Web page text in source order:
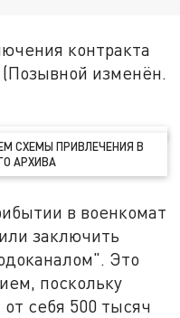
контракта
изменён.
СХЕМЫ ПРИВЛЕЧЕНИЯ В
АРХИВА
в военкомат
заключить
Это
поскольку
себя 500 тысяч